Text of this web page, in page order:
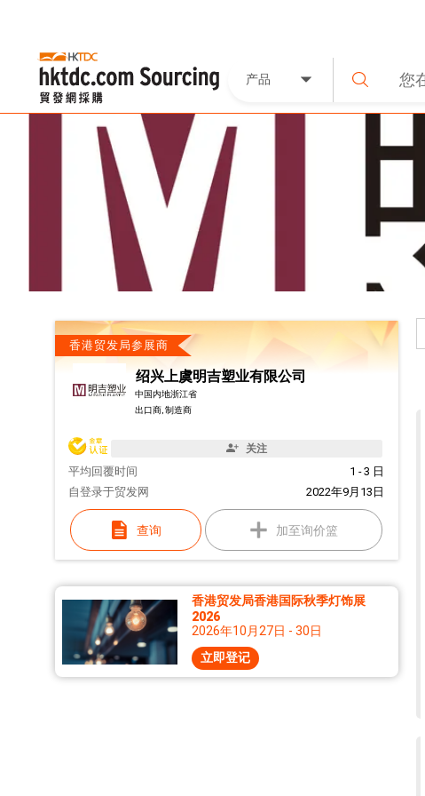
产品
香港贸发局参展商
绍兴上虞明吉塑业有限公司
中国内地浙江省
出口商, 制造商
关注
平均回覆时间
1 - 3 日
自
2022年9月13日
登录于贸发网
查询 加至询价篮
香港贸发局香港国际秋季灯饰展
2026
2026年10月27日 - 30日
立即登记